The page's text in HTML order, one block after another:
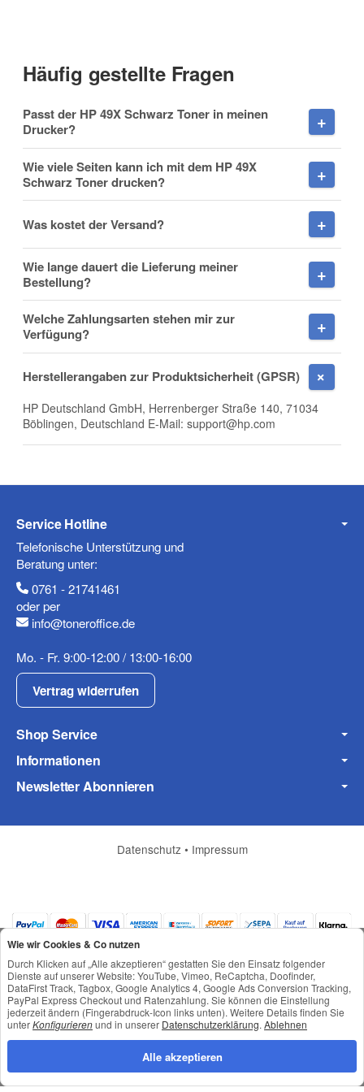
Nachname
Firma
Mobiltelefon
Frage zum Artikel
Ihre Frage
Datenschutzerklärung
Häufig gestellte Fragen
Passt der HP 49X Schwarz Toner in meinen
Drucker?
Wie viele Seiten kann ich mit dem HP 49X
Schwarz Toner drucken?
Was kostet der Versand?
Wie lange dauert die Lieferung meiner
Bestellung?
Welche Zahlungsarten stehen mir zur
Verfügung?
Herstellerangaben zur Produktsicherheit (GPSR)
HP Deutschland GmbH, Herrenberger Straße 140, 71034
Böblingen, Deutschland E-Mail: support@hp.com
Service Hotline
Telefonische Unterstützung und
Beratung unter:
0761 - 21741461
oder per
info@toneroffice.de
Mo. - Fr. 9:00-12:00 / 13:00-16:00
Vertrag widerrufen
Shop Service
Informationen
Newsletter Abonnieren
Datenschutz • Impressum
*Alle Preise inkl. gesetzlicher USt., zzgl.Versand
© © Toneroffice.de
Powered by
JTL-Shop
Konzeption und Umsetzung durch
Wie wir Cookies & Co nutzen
Durch Klicken auf „Alle akzeptieren“ gestatten Sie den Einsatz folgender
Dienste auf unserer Website: YouTube, Vimeo, ReCaptcha, Doofinder,
DataFirst Track, Tagbox, Google Analytics 4, Google Ads Conversion Tracking,
PayPal Express Checkout und Ratenzahlung. Sie können die Einstellung
jederzeit ändern (Fingerabdruck-Icon links unten). Weitere Details finden Sie
unterKonfigurierenund in unserer Datenschutzerklärung. Ablehnen
Alle akzeptieren